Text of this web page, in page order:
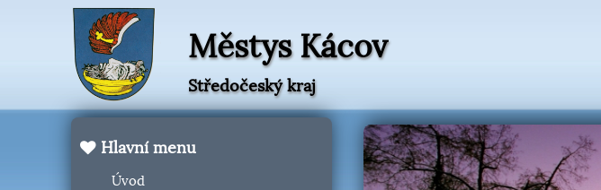
Městys Kácov
Středočeský kraj
Hlavní menu
Úvod